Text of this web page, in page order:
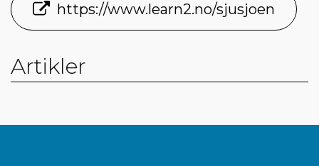
https://www.learn2.no/sjusjoen
Artikler